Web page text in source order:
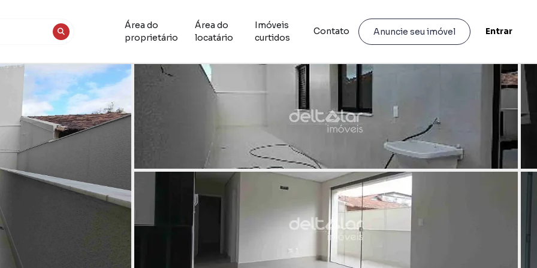
Área do
proprietário
Área do
locatário
Imóveis
curtidos
Contato Anuncie seu imóvel Entrar